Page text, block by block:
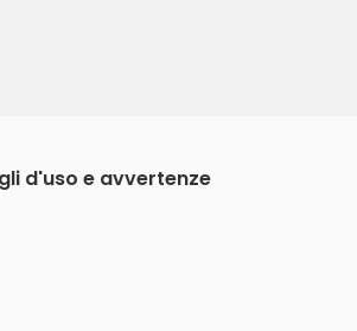
d'uso e avvertenze